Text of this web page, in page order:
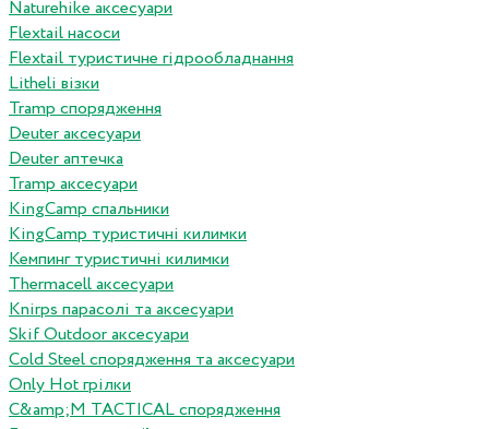
Naturehike аксесуари
Flextail насоси
Flextail туристичне гідрообладнання
Litheli візки
Tramp спорядження
Deuter аксесуари
Deuter аптечка
Tramp аксесуари
KingCamp спальники
KingCamp туристичні килимки
Кемпинг туристичні килимки
Thermacell аксесуари
Knirps парасолі та аксесуари
Skif Outdoor аксесуари
Cold Steel спорядження та аксесуари
Only Hot грілки
C&amp;M TACTICAL спорядження